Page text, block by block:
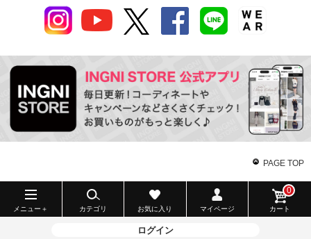
PAGE TOP
メニュー＋ カテゴリ お気に入り マイページ カート
0
ログイン